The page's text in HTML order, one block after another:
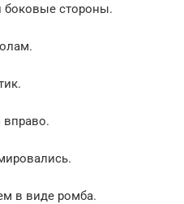
боковые стороны.
вправо.
в виде ромба.